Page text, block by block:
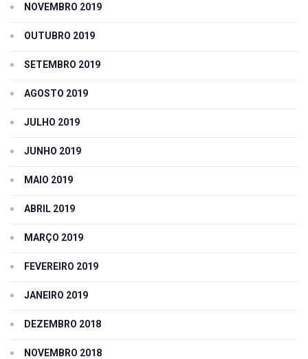
NOVEMBRO 2019
OUTUBRO 2019
SETEMBRO 2019
AGOSTO 2019
JULHO 2019
JUNHO 2019
MAIO 2019
ABRIL 2019
MARÇO 2019
FEVEREIRO 2019
JANEIRO 2019
DEZEMBRO 2018
NOVEMBRO 2018